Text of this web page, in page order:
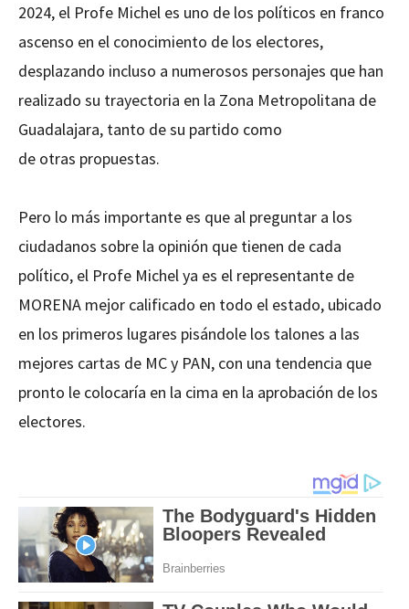
2024, el Profe Michel es uno de los políticos en franco
ascenso en el conocimiento de los electores,
desplazando incluso a numerosos personajes que han
realizado su trayectoria en la Zona Metropolitana de
Guadalajara, tanto de su partido como
de otras propuestas.
Pero lo más importante es que al preguntar a los
ciudadanos sobre la opinión que tienen de cada
político, el Profe Michel ya es el representante de
MORENA mejor calificado en todo el estado, ubicado
en los primeros lugares pisándole los talones a las
mejores cartas de MC y PAN, con una tendencia que
pronto le colocaría en la cima en la aprobación de los
electores.